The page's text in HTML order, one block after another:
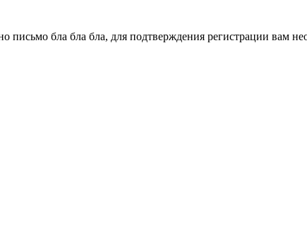
письмо бла бла бла, для подтверждения регистрации вам